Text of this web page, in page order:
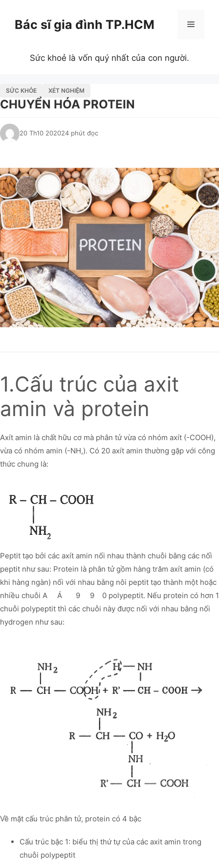
Bác sĩ gia đình TP.HCM Menu
Sức khoẻ là vốn quý nhất của con người.
SỨC KHỎE XÉT NGHIỆM
CHUYỂN HÓA PROTEIN
20 Th10 202024 phút đọc
1.Cấu trúc của axit
amin và protein
Axít amin là chất hữu cơ mà phân tử vừa có nhóm axít (-COOH),
vừa có nhóm amin (-NH,). Có 20 axít amin thường gặp với công
thức chung là:
Peptit tạo bởi các axít amin nối nhau thành chuỗi bằng các nốì
peptit như sau: Protein là phân tử gồm hàng trăm axít amin (có
khi hàng ngàn) nối với nhau bằng nôi peptit tạo thành một hoặc
nhiều chuỗi A Á 9 9 0 polypeptit. Nếu protein có hơn 1
chuỗi polypeptit thì các chuỗi này được nối với nhau bằng nối
hydrogen như sau:
Về mặt cấu trúc phân tử, protein có 4 bậc
Cấu trúc bậc 1: biểu thị thứ tự của các axit amin trong
chuỗi polypeptit